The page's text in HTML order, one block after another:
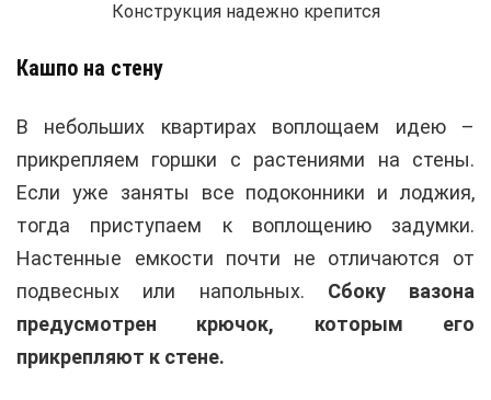
Конструкция надежно крепится
Кашпо на стену
В небольших квартирах воплощаем идею –
прикрепляем горшки с растениями на стены.
Если уже заняты все подоконники и лоджия,
тогда приступаем к воплощению задумки.
Настенные емкости почти не отличаются от
подвесных или напольных. Сбоку вазона
предусмотрен крючок, которым его
прикрепляют к стене.